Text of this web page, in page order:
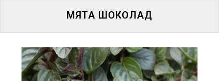
УСЛУГИ
МЯТА ШОКОЛАД